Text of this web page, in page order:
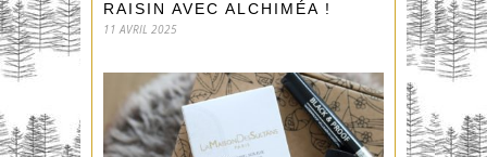
RAISIN AVEC ALCHIMÉA !
11 AVRIL 2025